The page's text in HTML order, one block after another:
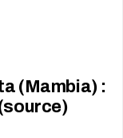
(Mambia) :